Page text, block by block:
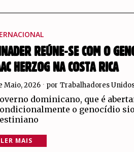
REÚNE-SE COM O
HERZOG NA COSTA RICA
Maio, 2026 por Trabalhadores
dominicano, que é
o genocídio
LER MAIS